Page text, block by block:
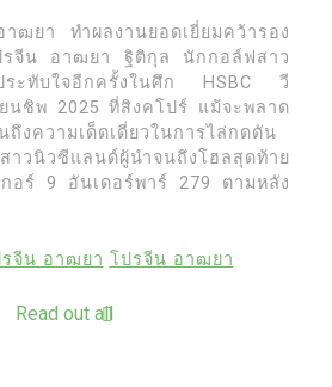
ยา ทำผลงานยอดเยี่ยมคว้ารอง
รจีน อาฒยา ฐิติกุล นักกอล์ฟสาว
ประทับใจอีกครั้งในศึก HSBC วี
นชิพ 2025 ที่สิงคโปร์ แม้จะพลาด
ถึงความเด็ดเดี่ยวในการไล่กดดัน
วนิวซีแลนด์ผู้นำจนถึงโฮลสุดท้าย
อร์ 9 อันเดอร์พาร์ 279 ตามหลัง
รจีน อาฒยา โปรจีน อาฒยา
Read out all